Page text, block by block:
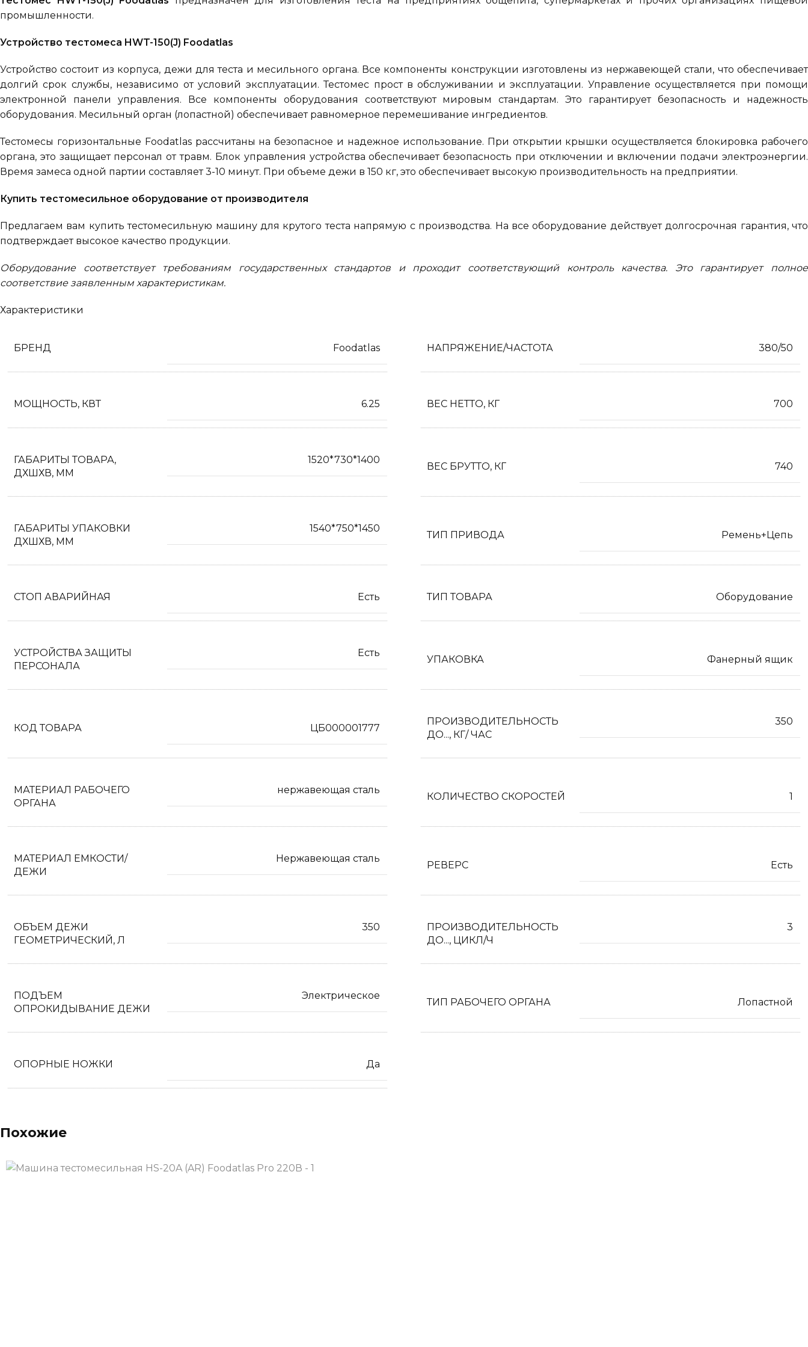
промышленности.
Устройство тестомеса HWT-150(J) Foodatlas
Устройство состоит из корпуса, дежи для теста и месильного органа. Все компоненты конструкции изготовлены из нержавеющей стали, что обеспечивает
долгий срок службы, независимо от условий эксплуатации. Тестомес прост в обслуживании и эксплуатации. Управление осуществляется при помощи
электронной панели управления. Все компоненты оборудования соответствуют мировым стандартам. Это гарантирует безопасность и надежность
оборудования. Месильный орган (лопастной) обеспечивает равномерное перемешивание ингредиентов.
Тестомесы горизонтальные Foodatlas рассчитаны на безопасное и надежное использование. При открытии крышки осуществляется блокировка рабочего
органа, это защищает персонал от травм. Блок управления устройства обеспечивает безопасность при отключении и включении подачи электроэнергии.
Время замеса одной партии составляет 3-10 минут. При объеме дежи в 150 кг, это обеспечивает высокую производительность на предприятии.
Купить тестомесильное оборудование от производителя
Предлагаем вам купить тестомесильную машину для крутого теста напрямую с производства. На все оборудование действует долгосрочная гарантия, что
подтверждает высокое качество продукции.
Оборудование соответствует требованиям государственных стандартов и проходит соответствующий контроль качества. Это гарантирует полное
соответствие заявленным характеристикам.
Характеристики
БРЕНД Foodatlas НАПРЯЖЕНИЕ/ЧАСТОТА 380/50
МОЩНОСТЬ, КВТ 6.25 ВЕС НЕТТО, КГ 700
ГАБАРИТЫ ТОВАРА,
ДХШХВ, ММ
1520*730*1400
ВЕС БРУТТО, КГ 740
ГАБАРИТЫ УПАКОВКИ
ДХШХВ, ММ
1540*750*1450
ТИП ПРИВОДА Ремень+Цепь
СТОП АВАРИЙНАЯ Есть ТИП ТОВАРА Оборудование
УСТРОЙСТВА ЗАЩИТЫ
ПЕРСОНАЛА
Есть
УПАКОВКА Фанерный ящик
КОД ТОВАРА ЦБ000001777
ПРОИЗВОДИТЕЛЬНОСТЬ
ДО..., КГ/ ЧАС
350
МАТЕРИАЛ РАБОЧЕГО
ОРГАНА
нержавеющая сталь
КОЛИЧЕСТВО СКОРОСТЕЙ 1
МАТЕРИАЛ ЕМКОСТИ/
ДЕЖИ
Нержавеющая сталь
РЕВЕРС Есть
ОБЪЕМ ДЕЖИ
ГЕОМЕТРИЧЕСКИЙ, Л
350
ПРОИЗВОДИТЕЛЬНОСТЬ
ДО..., ЦИКЛ/Ч
3
ПОДЪЕМ
ОПРОКИДЫВАНИЕ ДЕЖИ
Электрическое
ТИП РАБОЧЕГО ОРГАНА Лопастной
ОПОРНЫЕ НОЖКИ Да
Похожие